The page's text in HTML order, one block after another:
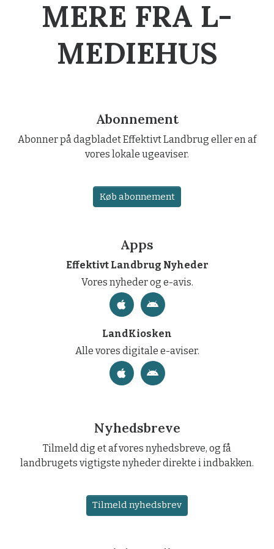
MERE FRA L-
MEDIEHUS
Abonnement
Abonner på dagbladet Effektivt Landbrug eller en af
vores lokale ugeaviser.
Køb abonnement
Apps
Effektivt Landbrug Nyheder
Vores nyheder og e-avis.
LandKiosken
Alle vores digitale e-aviser.
Nyhedsbreve
Tilmeld dig et af vores nyhedsbreve, og få
landbrugets vigtigste nyheder direkte i indbakken.
Tilmeld nyhedsbrev